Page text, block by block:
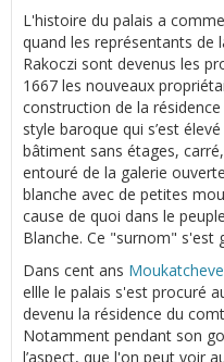
L'histoire du palais a
quand les représentants de
Rakoczi sont devenus les
1667 les nouveaux
construction de la
style baroque qui s’est
bâtiment sans étages,
entouré de la galerie
blanche avec de petites
cause de quoi dans le
Blanche. Ce "surnom" s'est
Dans cent ans Moukatcheve
ellle le palais s'est procuré
devenu la résidence du
Notamment pendant son
l’aspect, que l'on peut voir